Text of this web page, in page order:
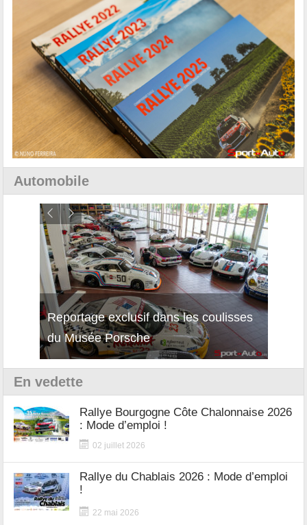
Automobile
Reportage exclusif dans les coulisses
du Musée Porsche
En vedette
Rallye Bourgogne Côte Chalonnaise 2026
: Mode d’emploi !
02 juillet 2026
Rallye du Chablais 2026 : Mode d’emploi
!
22 mai 2026